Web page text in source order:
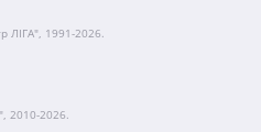
ЛІГА", 1991-2026.
2010-2026.